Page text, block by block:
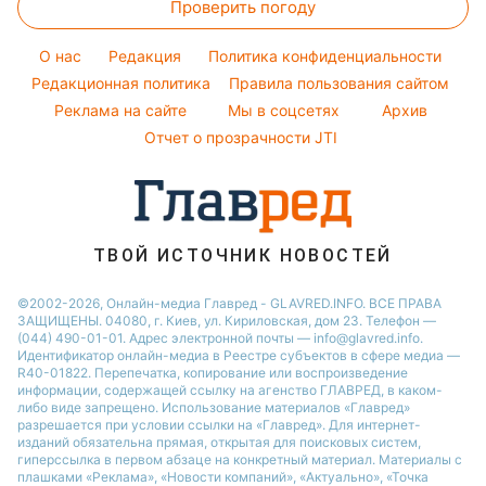
Виталий Козловский
София Ротару
Новости Одессы
Новости Харькова
Новости Полтавы
Новости Сум
Праздничное меню
Народные приметы
Все о шоу-бизнесе
Магнитные бури
Погода на сегодня
Погода на завтра
Пылевая буря
Проверить погоду
O нас Редакция
Политика конфиденциальности
Редакционная политика
Правила пользования сайтом
Реклама на сайте
Мы в соцсетях
Архив
Отчет о прозрачности JTI
ТВОЙ ИСТОЧНИК НОВОСТЕЙ
©2002-2026, Онлайн-медиа Главред - GLAVRED.INFO. ВСЕ ПРАВА
ЗАЩИЩЕНЫ. 04080, г. Киев, ул. Кириловская, дом 23. Телефон —
(044) 490-01-01. Адрес электронной почты — info@glavred.info.
Идентификатор онлайн-медиа в Реестре cубъектов в сфере медиа —
R40-01822. Перепечатка, копирование или воспроизведение
информации, содержащей ссылку на агенство ГЛАВРЕД, в каком-
либо виде запрещено. Использование материалов «Главред»
разрешается при условии ссылки на «Главред». Для интернет-
изданий обязательна прямая, открытая для поисковых систем,
гиперссылка в первом абзаце на конкретный материал. Материалы с
плашками «Реклама», «Новости компаний», «Актуально», «Точка